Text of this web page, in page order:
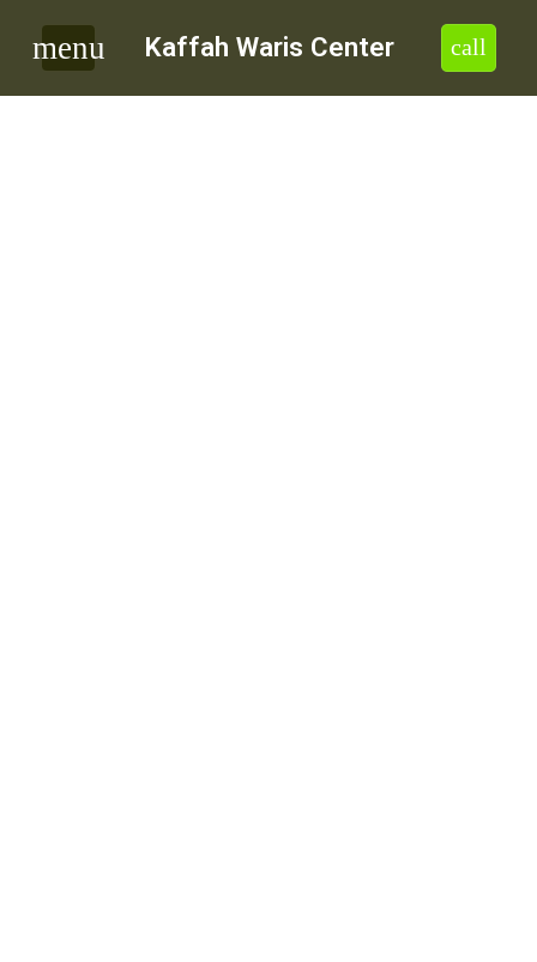
menu Kaffah Waris Center call